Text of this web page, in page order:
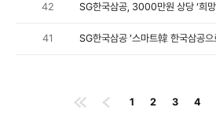
42
41
1 2 3 4